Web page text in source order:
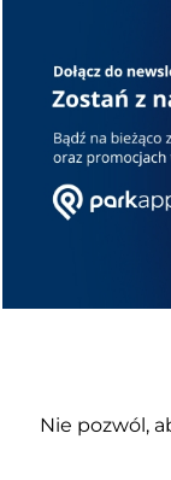
Nie pozwól,